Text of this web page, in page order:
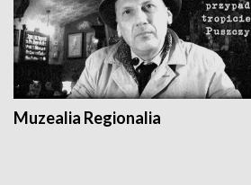
Muzealia Regionalia